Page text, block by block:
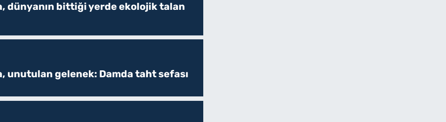
dünyanın bittiği yerde ekolojik talan
unutulan gelenek: Damda taht sefası